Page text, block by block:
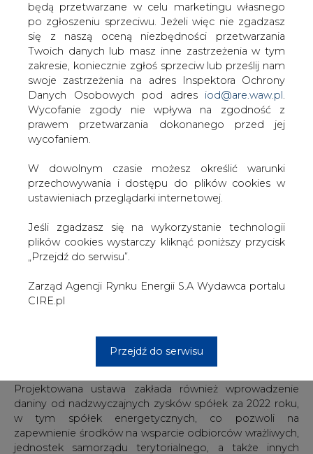
będą przetwarzane w celu marketingu własnego
po zgłoszeniu sprzeciwu. Jeżeli więc nie zgadzasz
się z naszą oceną niezbędności przetwarzania
Twoich danych lub masz inne zastrzeżenia w tym
zakresie, koniecznie zgłoś sprzeciw lub prześlij nam
swoje zastrzeżenia na adres Inspektora Ochrony
Danych Osobowych pod adres iod@are.waw.pl.
Wycofanie zgody nie wpływa na zgodność z
prawem przetwarzania dokonanego przed jej
wycofaniem.
W dowolnym czasie możesz określić warunki
przechowywania i dostępu do plików cookies w
ustawieniach przeglądarki internetowej.
Jeśli zgadzasz się na wykorzystanie technologii
plików cookies wystarczy kliknąć poniższy przycisk
„Przejdź do serwisu”.
Zarząd Agencji Rynku Energii S.A Wydawca portalu
CIRE.pl
Przejdź do serwisu
Wicepremier i minister aktywów
państwowych Jacek Sasin proponuje
wprowadzenie maksymalnej ceny
energii na poziomie 618,24 zł/MWh dla
odbiorców wrażliwych i jednostek
samorządu terytorialnego -
poinformowało MAP na Twitterze
Wicepremier przygotował projekt założeń do projektu
oraz jednostek samorządu terytorialnego w związku z
sytuacją na rynku energii.
przygotowane przez MAP rozwiązania dotyczące
ochrony odbiorców energii elektrycznej poprzez
wprowadzenie ceny maksymalnej dla podmiotów
napisał wicepremier Jacek Sasin na Twitterze.
Energetyki dla gospodarstw domowych na 2022 rok.
Projektowana ustawa zakłada również wprowadzenie
daniny od nadzwyczajnych zysków spółek za 2022 roku,
w tym spółek energetycznych, co pozwoli na
zapewnienie środków na wsparcie odbiorców wrażliwych,
jednostek samorządu terytorialnego, a także innych